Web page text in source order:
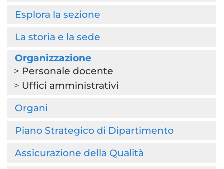
Esplora la sezione
La storia e la sede
Organizzazione
Personale docente
Uffici amministrativi
Organi
Piano Strategico di Dipartimento
Assicurazione della Qualità